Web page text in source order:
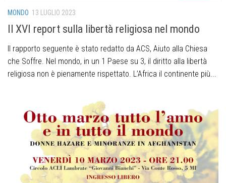
MONDO 13 LUGLIO 2023
Il XVI report sulla libertà religiosa nel mondo
Il rapporto seguente è stato redatto da ACS, Aiuto alla Chiesa
che Soffre. Nel mondo, in un 1 Paese su 3, il diritto alla libertà
religiosa non è pienamente rispettato. L’Africa il continente più...